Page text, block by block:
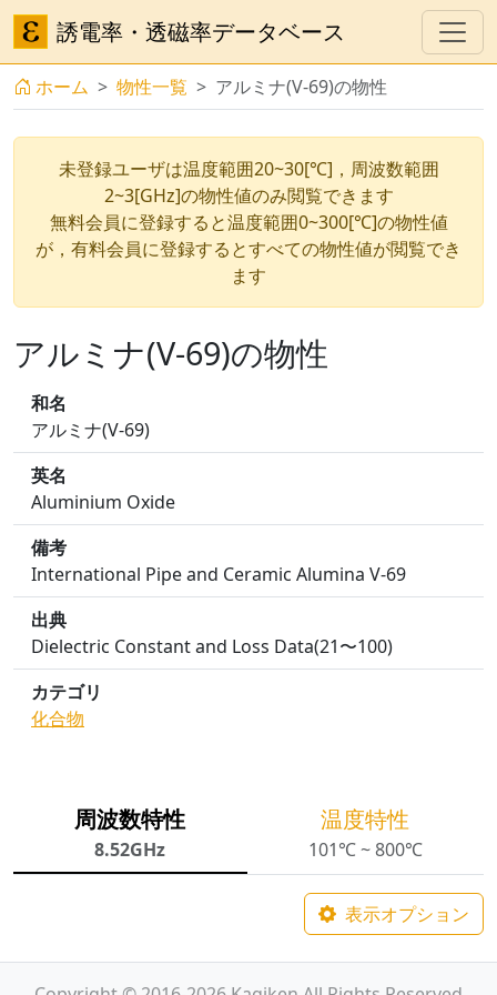
誘電率・透磁率データベース
ホーム 物性一覧 アルミナ(V-69)の物性
未登録ユーザは温度範囲20~30[℃]，周波数範囲
2~3[GHz]の物性値のみ閲覧できます
無料会員に登録すると温度範囲0~300[℃]の物性値
が，有料会員に登録するとすべての物性値が閲覧でき
ます
アルミナ(V-69)の物性
和名
アルミナ(V-69)
英名
Aluminium Oxide
備考
International Pipe and Ceramic Alumina V-69
出典
Dielectric Constant and Loss Data(21〜100)
カテゴリ
化合物
周波数特性
8.52GHz
温度特性
101℃ ~ 800℃
表示オプション